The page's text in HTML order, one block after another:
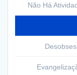
Não Há